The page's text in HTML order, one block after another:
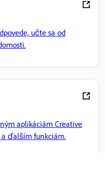
učte sa od
aplikáciám Creative
a ďalším funkciám.